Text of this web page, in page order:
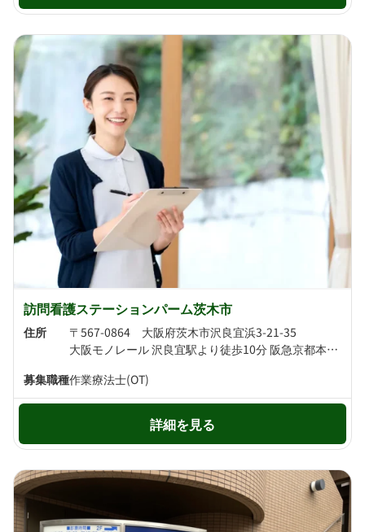
訪問看護ステーションパーム茨木市
住所
〒567-0864 大阪府茨木市沢良宜浜3-21-35
大阪モノレール 沢良宜駅より徒歩10分 阪急京都本線 南茨木駅より徒歩17分
募集職種作業療法士(OT)
詳細を見る